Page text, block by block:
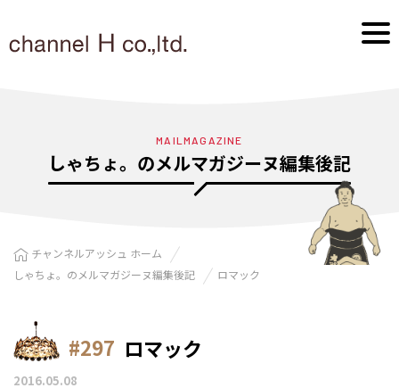
MAILMAGAZINE
しゃちょ。のメルマガジーヌ編集後記
チャンネルアッシュ ホーム
しゃちょ。のメルマガジーヌ編集後記
ロマック
#297 ロマック
2016.05.08